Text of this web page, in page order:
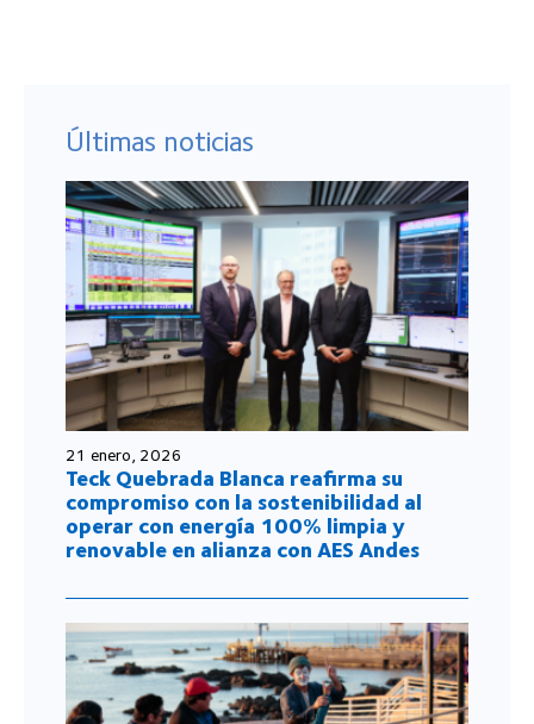
Últimas noticias
21 enero, 2026
Teck Quebrada Blanca reafirma su
compromiso con la sostenibilidad al
operar con energía 100% limpia y
renovable en alianza con AES Andes